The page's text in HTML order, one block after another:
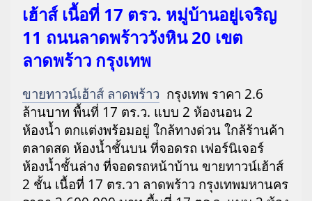
เฮ้าส์ เนื้อที่ 17 ตรว. หมู่บ้านอยู่เจริญ
11 ถนนลาดพร้าววังหิน 20 เขต
ลาดพร้าว กรุงเทพ
ขายทาวน์เฮ้าส์ ลาดพร้าว กรุงเทพ ราคา 2.6
ล้านบาท พื้นที่ 17 ตร.ว. แบบ 2 ห้องนอน 2
ห้องน้ำ ตกแต่งพร้อมอยู่ ใกล้ทางด่วน ใกล้ร้านค้า
ตลาดสด ห้องน้ำชั้นบน ที่จอดรถ เฟอร์นิเจอร์
ห้องน้ำชั้นล่าง ที่จอดรถหน้าบ้าน ขายทาวน์เฮ้าส์
2 ชั้น เนื้อที่ 17 ตร.วา ลาดพร้าว กรุงเทพมหานคร